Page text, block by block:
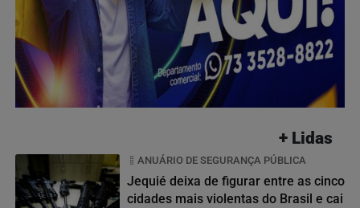
+ Lidas
ANUÁRIO DE SEGURANÇA PÚBLICA
Jequié deixa de figurar entre as cinco
cidades mais violentas do Brasil e cai